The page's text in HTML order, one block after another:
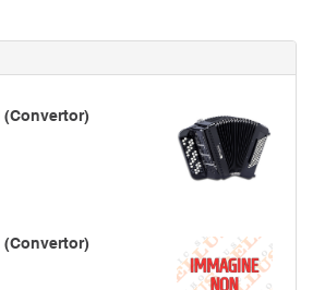
(Convertor)
(Convertor)